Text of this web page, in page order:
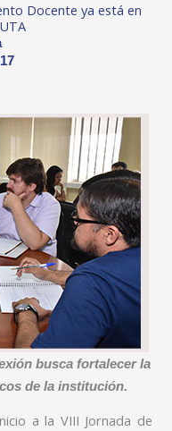
Docente ya está en
busca fortalecer la
de la institución.
a la VIII Jornada de